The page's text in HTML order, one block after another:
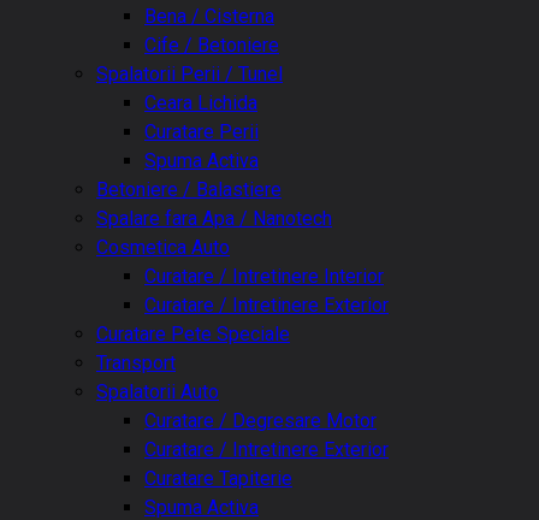
Bena / Cisterna
Cife / Betoniere
Spalatorii Perii / Tunel
Ceara Lichida
Curatare Perii
Spuma Activa
Betoniere / Balastiere
Spalare fara Apa / Nanotech
Cosmetica Auto
Curatare / Intretinere Interior
Curatare / Intretinere Exterior
Curatare Pete Speciale
Transport
Spalatorii Auto
Curatare / Degresare Motor
Curatare / Intretinere Exterior
Curatare Tapiterie
Spuma Activa